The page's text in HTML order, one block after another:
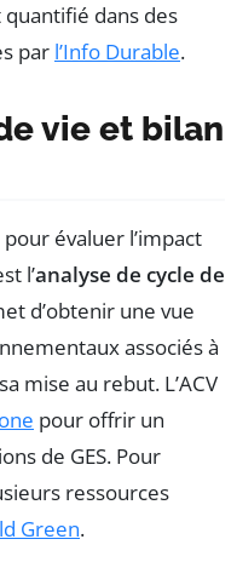
dans des
par l’Info Durable.
vie et bilan
évaluer l’impact
l’analyse de cycle de
d’obtenir une vue
associés à
mise au rebut. L’ACV
pour offrir un
de GES. Pour
ressources
Green.